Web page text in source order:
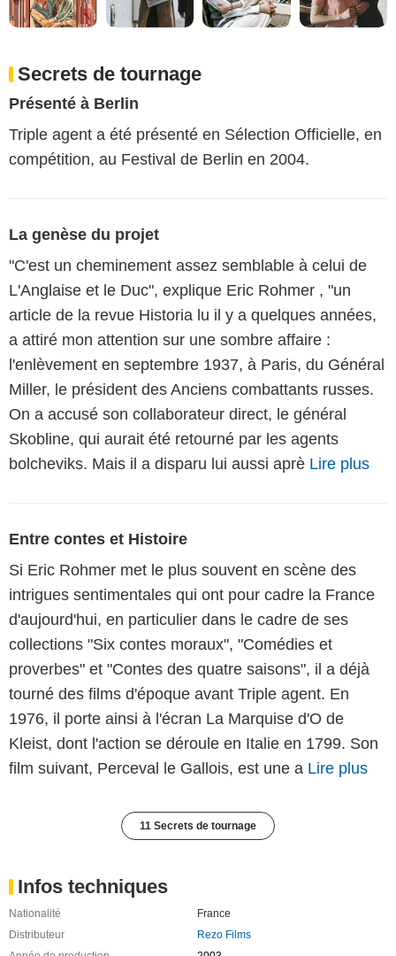
Secrets de tournage
Présenté à Berlin
Triple agent a été présenté en Sélection Officielle, en
compétition, au Festival de Berlin en 2004.
La genèse du projet
"C'est un cheminement assez semblable à celui de
L'Anglaise et le Duc", explique Eric Rohmer , "un
article de la revue Historia lu il y a quelques années,
a attiré mon attention sur une sombre affaire :
l'enlèvement en septembre 1937, à Paris, du Général
Miller, le président des Anciens combattants russes.
On a accusé son collaborateur direct, le général
Skobline, qui aurait été retourné par les agents
bolcheviks. Mais il a disparu lui aussi aprè Lire plus
Entre contes et Histoire
Si Eric Rohmer met le plus souvent en scène des
intrigues sentimentales qui ont pour cadre la France
d'aujourd'hui, en particulier dans le cadre de ses
collections "Six contes moraux", "Comédies et
proverbes" et "Contes des quatre saisons", il a déjà
tourné des films d'époque avant Triple agent. En
1976, il porte ainsi à l'écran La Marquise d'O de
Kleist, dont l'action se déroule en Italie en 1799. Son
film suivant, Perceval le Gallois, est une a Lire plus
11 Secrets de tournage
Infos techniques
Nationalité
France
Distributeur
Rezo Films